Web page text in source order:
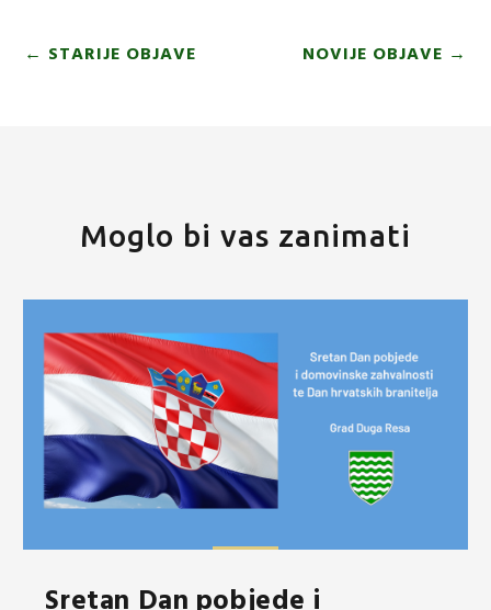
← STARIJE OBJAVE NOVIJE OBJAVE →
Moglo bi vas zanimati